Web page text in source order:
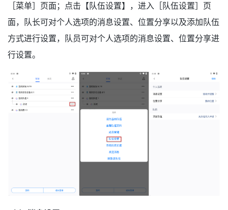
［菜单］页面；点击【队伍设置】，进入［队伍设置］页
面，队长可对个人选项的消息设置、位置分享以及添加队伍
方式进行设置，队员可对个人选项的消息设置、位置分享进
行设置。